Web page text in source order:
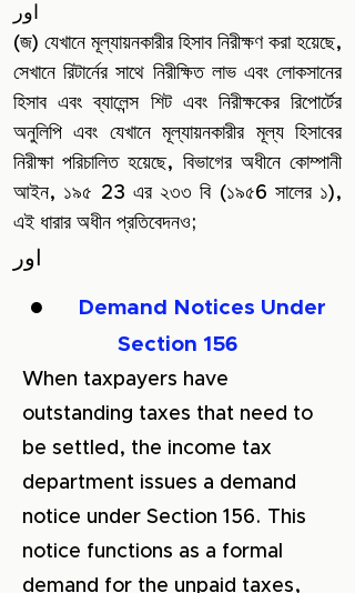
اور
(জ) যেখানে মূল্যায়নকারীর হিসাব নিরীক্ষণ করা হয়েছে,
সেখানে রিটার্নের সাথে নিরীক্ষিত লাভ এবং লোকসানের
হিসাব এবং ব্যালেন্স শিট এবং নিরীক্ষকের রিপোর্টের
অনুলিপি এবং যেখানে মূল্যায়নকারীর মূল্য হিসাবের
নিরীক্ষা পরিচালিত হয়েছে, বিভাগের অধীনে কোম্পানী
আইন, ১৯৫ 23 এর ২৩৩ বি (১৯৫6 সালের ১),
এই ধারার অধীন প্রতিবেদনও;
اور
●
Demand Notices Under
Section 156
When taxpayers have
outstanding taxes that need to
be settled, the income tax
department issues a demand
notice under Section 156. This
notice functions as a formal
demand for the unpaid taxes,